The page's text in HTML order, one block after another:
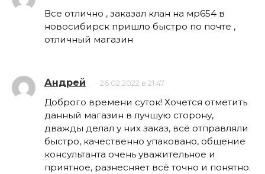
Все отлично , заказал клан на мр654 в
новосибирск пришло быстро по почте ,
отличный магазин
Андрей 26.02.2022 в 21:47
Доброго времени суток! Хочется отметить
данный магазин в лучшую сторону,
дважды делал у них заказ, всё отправляли
быстро, качественно упаковано, общение
консультанта очень уважительное и
приятное, разнесняет всё точно и понятно.